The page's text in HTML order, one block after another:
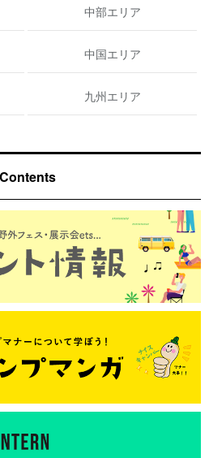
中部エリア
中国エリア
九州エリア
Contents